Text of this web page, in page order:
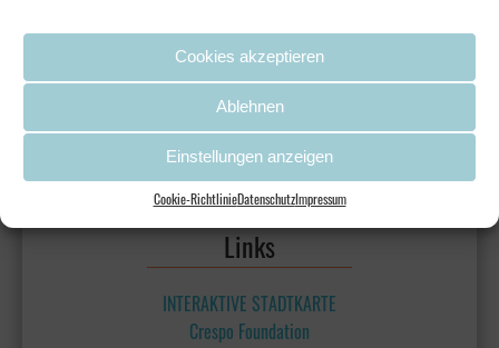
Cookies akzeptieren
Ablehnen
Einstellungen anzeigen
Cookie-RichtlinieDatenschutzImpressum
Links
INTERAKTIVE STADTKARTE
Crespo Foundation